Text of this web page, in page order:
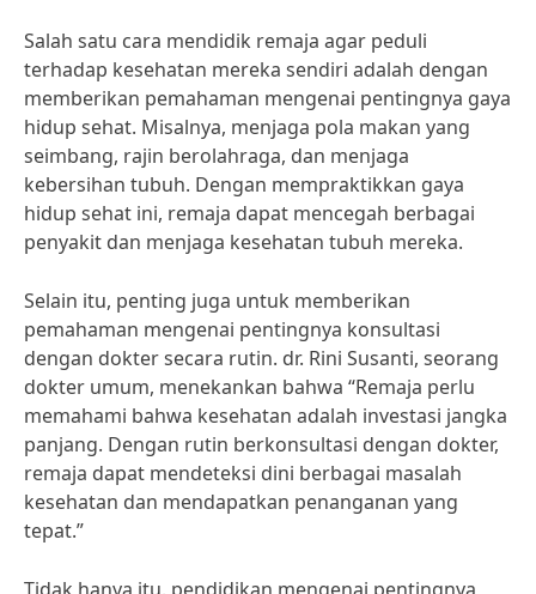
Salah satu cara mendidik remaja agar peduli
terhadap kesehatan mereka sendiri adalah dengan
memberikan pemahaman mengenai pentingnya gaya
hidup sehat. Misalnya, menjaga pola makan yang
seimbang, rajin berolahraga, dan menjaga
kebersihan tubuh. Dengan mempraktikkan gaya
hidup sehat ini, remaja dapat mencegah berbagai
penyakit dan menjaga kesehatan tubuh mereka.
Selain itu, penting juga untuk memberikan
pemahaman mengenai pentingnya konsultasi
dengan dokter secara rutin. dr. Rini Susanti, seorang
dokter umum, menekankan bahwa “Remaja perlu
memahami bahwa kesehatan adalah investasi jangka
panjang. Dengan rutin berkonsultasi dengan dokter,
remaja dapat mendeteksi dini berbagai masalah
kesehatan dan mendapatkan penanganan yang
tepat.”